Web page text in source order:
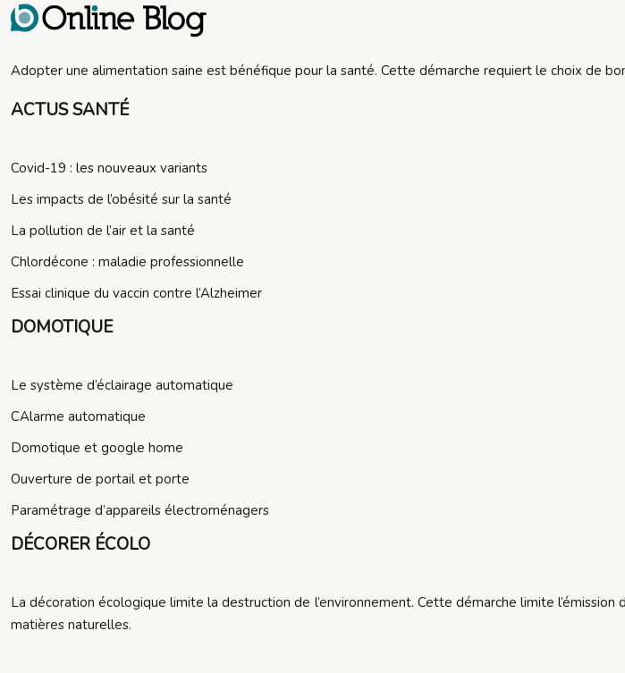
Adopter une alimentation saine est bénéfique pour la santé. Cette démarche requiert le choix de
ACTUS SANTÉ
Covid-19 : les nouveaux variants
Les impacts de l’obésité sur la santé
La pollution de l’air et la santé
Chlordécone : maladie professionnelle
Essai clinique du vaccin contre l’Alzheimer
DOMOTIQUE
Le système d’éclairage automatique
CAlarme automatique
Domotique et google home
Ouverture de portail et porte
Paramétrage d’appareils électroménagers
DÉCORER ÉCOLO
La décoration écologique limite la destruction de l’environnement. Cette démarche limite
matières naturelles.